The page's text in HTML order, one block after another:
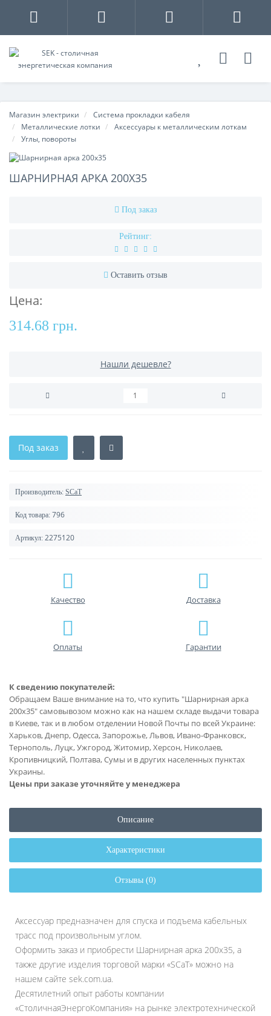
Магазин электрики
Система прокладки кабеля
Металлические лотки
Аксессуары к металлическим лоткам
Углы, повороты
ШАРНИРНАЯ АРКА 200Х35
Под заказ
Рейтинг:
Оставить отзыв
Цена:
314.68 грн.
Нашли дешевле?
Под заказ
Производитель: SCaT
Код товара: 796
Артикул: 2275120
Качество Доставка
Оплаты Гарантии
К сведению покупателей:
Обращаем Ваше внимание на то, что купить "Шарнирная арка
200х35" самовывозом можно как на нашем складе выдачи товара
в Киеве, так и в любом отделении Новой Почты по всей Украине:
Харьков, Днепр, Одесса, Запорожье, Львов, Ивано-Франковск,
Тернополь, Луцк, Ужгород, Житомир, Херсон, Николаев,
Кропивницкий, Полтава, Сумы и в других населенных пунктах
Украины.
Цены при заказе уточняйте у менеджера
Описание
Характеристики
Отзывы (0)
Аксессуар предназначен для спуска и подъема кабельных
трасс под произвольным углом.
Оформить заказ и приобрести Шарнирная арка 200х35, а
также другие изделия торговой марки «SCaT» можно на
нашем сайте sek.com.ua.
Десятилетний опыт работы компании
«СтоличнаяЭнергоКомпания» на рынке электротехнической